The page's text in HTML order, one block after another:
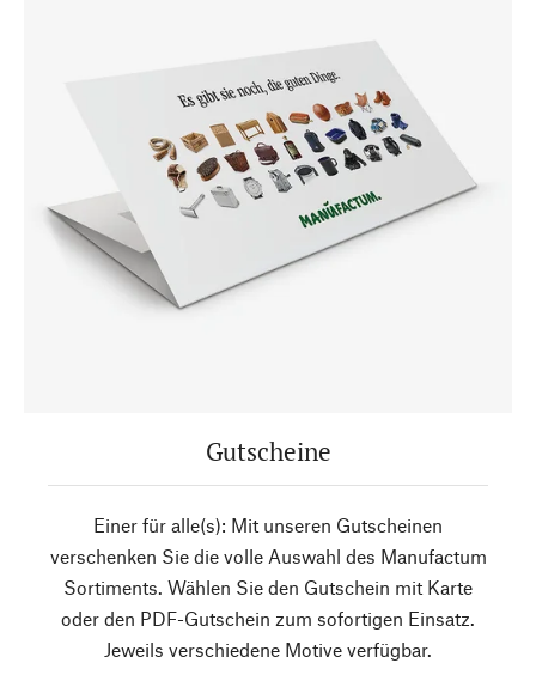
Gutscheine
Einer für alle(s): Mit unseren Gutscheinen
verschenken Sie die volle Auswahl des Manufactum
Sortiments. Wählen Sie den Gutschein mit Karte
oder den PDF-Gutschein zum sofortigen Einsatz.
Jeweils verschiedene Motive verfügbar.